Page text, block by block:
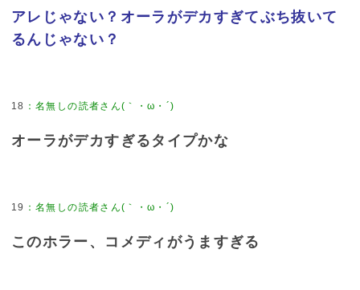
アレじゃない？オーラがデカすぎてぶち抜いて
るんじゃない？
18 ：名無しの読者さん(｀・ω・´)
オーラがデカすぎるタイプかな
19 ：名無しの読者さん(｀・ω・´)
このホラー、コメディがうますぎる